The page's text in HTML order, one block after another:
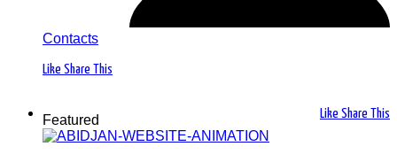
Contacts
Like Share This
Like Share This
Featured